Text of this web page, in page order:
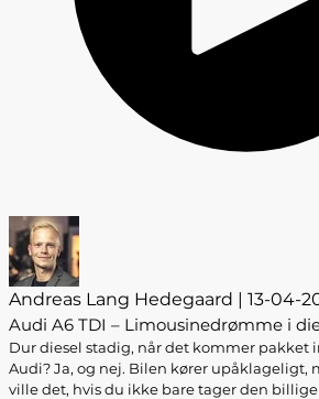
Andreas Lang Hedegaard | 13-04-
Audi A6 TDI – Limousinedrømme i
Dur diesel stadig, når det kommer pakket
Audi? Ja, og nej. Bilen kører upåklageligt,
ville det, hvis du ikke bare tager den